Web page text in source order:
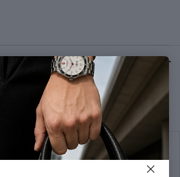
купити разом